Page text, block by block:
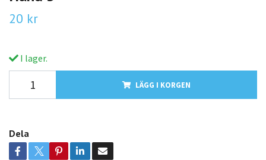
20 kr
I lager.
LÄGG I KORGEN
Dela